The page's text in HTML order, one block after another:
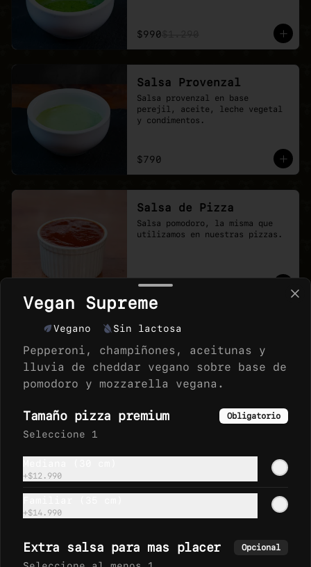
$990
Salsa Provenzal
Salsa provenzal en base
perejil, aceite, leche vegetal
y condimentos.
$790
Salsa de Pizza
Salsa pomodoro, la misma que
utilizamos en nuestras pizzas.
$690
🥤🍧EXTRAS
Acompaña tu pizza o macarron
Variedad de Helados de la marca
Vegice, sabor que te
sorprenderan.
Vegan Supreme
Vegano Sin lactosa
Pepperoni, champiñones, aceitunas y
lluvia de cheddar vegano sobre base de
pomodoro y mozzarella vegana.
Tamaño pizza premium Obligatorio
Seleccione 1
+$12.990
+$14.990
Extra salsa para mas placer Opcional